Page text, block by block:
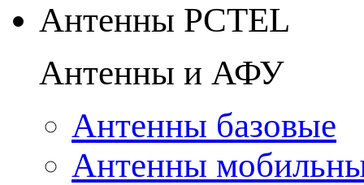
Антенны PCTEL
Антенны и АФУ
Антенны базовые
Антенны